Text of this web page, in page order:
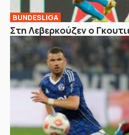
BUNDESLIGA
Στη Λεβερκούζεν ο